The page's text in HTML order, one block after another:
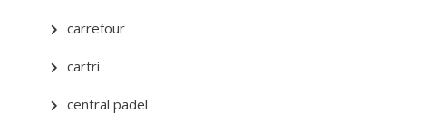
carrefour
cartri
central padel